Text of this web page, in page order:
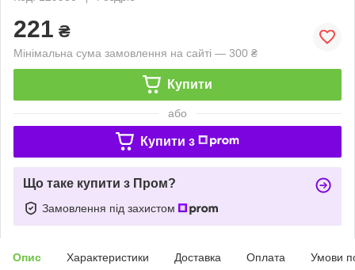
221 ₴
Мінімальна сума замовлення на сайті — 300 ₴
Купити
або
Купити з
Що таке купити з Пром?
Замовлення під захистом
Опис Характеристики Доставка Оплата Умови